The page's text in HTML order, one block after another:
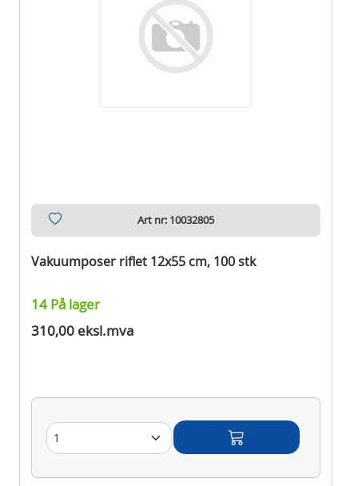
Art nr: 10032805
Vakuumposer riflet 12x55 cm, 100 stk
14 På lager
310,00 eksl.mva